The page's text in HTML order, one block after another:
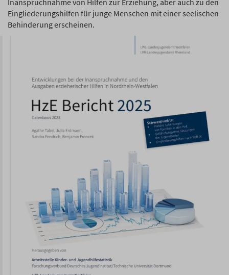
Inanspruchnahme von Hilfen zur Erziehung, aber auch zu den
Eingliederungshilfen für junge Menschen mit einer seelischen
Behinderung erscheinen.